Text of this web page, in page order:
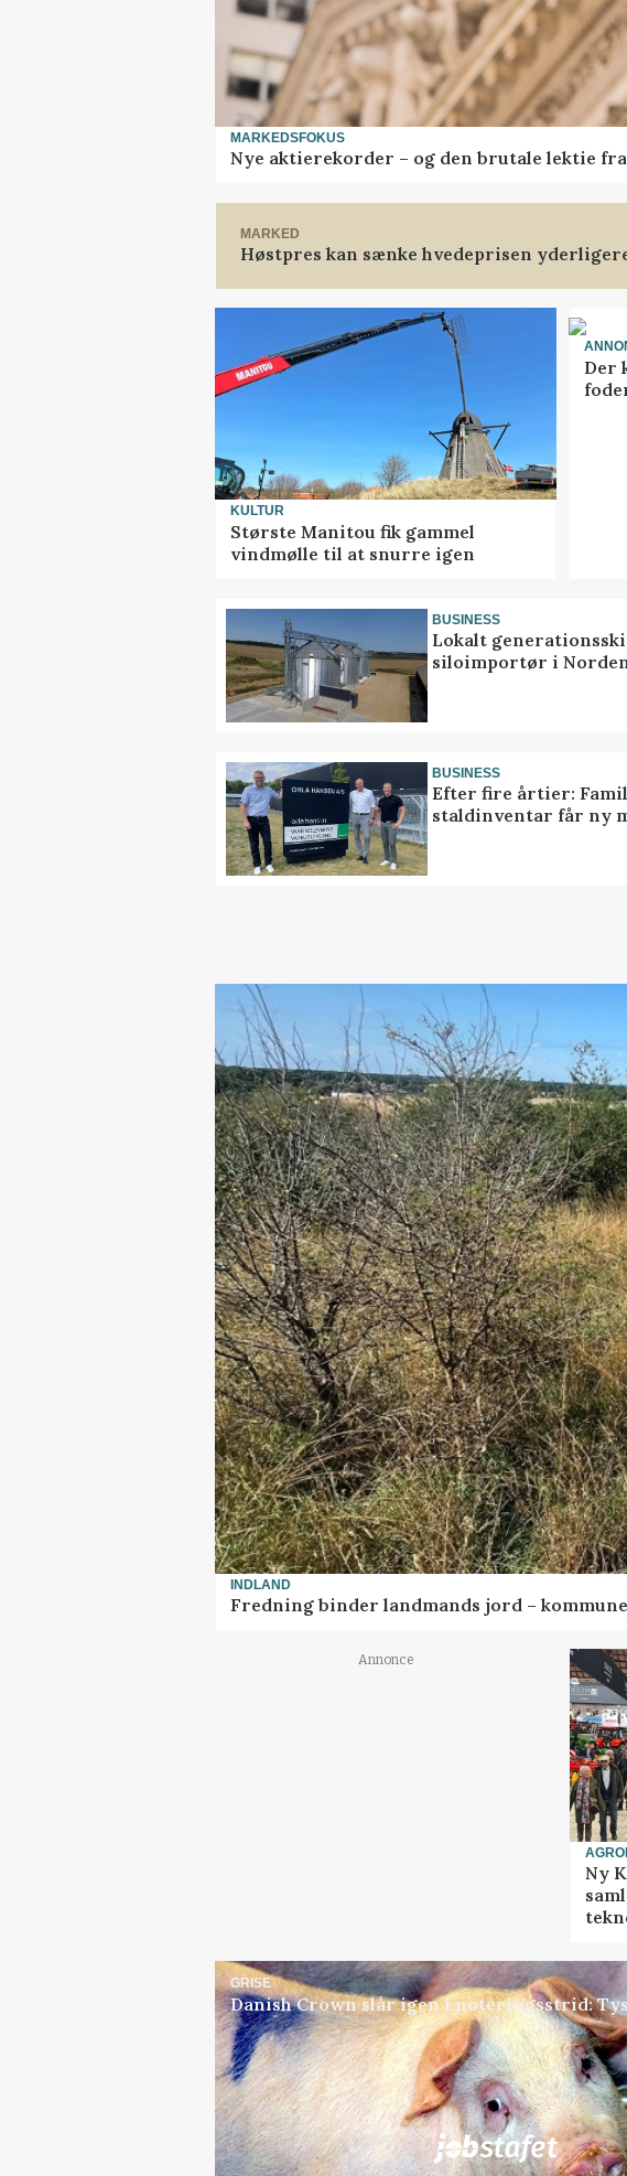
MARKEDSFOKUS
Nye aktierekorder – og den brutale lektie
MARKED
Høstpres kan sænke hvedeprisen
KULTUR
Største Manitou fik gammel
vindmølle til at snurre igen
Der
BUSINESS
Lokalt
siloimportør i
BUSINESS
Efter fire årtier:
staldinventar får ny
INDLAND
Fredning binder landmands jord –
Annonce
Ny
GRISE
Danish Crown slår igen i noteringsstrid:
Jobsi samarbejde med 81